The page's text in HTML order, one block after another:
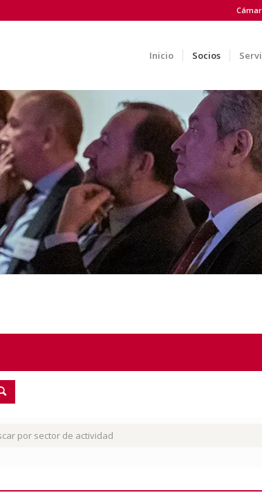
Inicio Socios